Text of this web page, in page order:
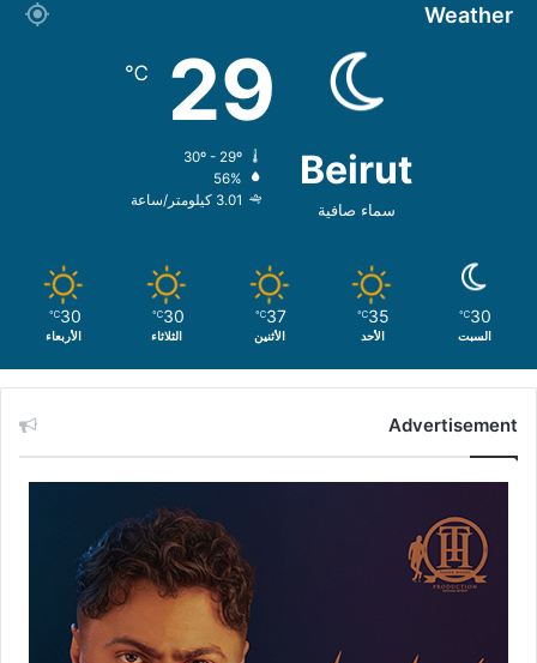
Weather
Beirut
سماء صافية
29
℃
56%
3.01 كيلومتر/ساعة
30
℃
السبت
35
℃
الأحد
37
℃
الأثنين
30
℃
الثلاثاء
30
℃
الأربعاء
Advertisement